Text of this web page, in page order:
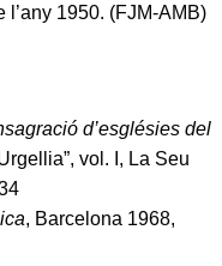
1950. (FJM-AMB)
d’esglésies del
vol. I, La Seu
, Barcelona 1968,